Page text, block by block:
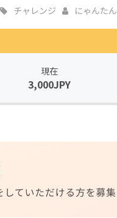
チャレンジ にゃんたん
現在
3,000JPY